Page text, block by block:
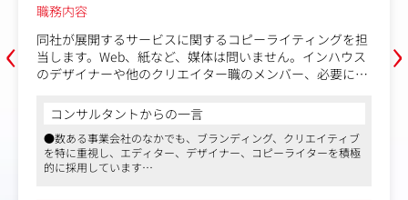
‹
職務内容
同社が展開するサービスに関するコピーライティングを担
当します。Web、紙など、媒体は問いません。インハウス
のデザイナーや他のクリエイター職のメンバー、必要に応
を通して、同社のブランディング・マーケティングに携わ
ります。
また、コピーライティングだけでなく、ブランディングや
マーケティングを目的としたさまざまなプロジェクトで制
コンサルタントからの一言
●数ある事業会社のなかでも、ブランディング、クリエイティブ
を特に重視し、エディター、デザイナー、コピーライターを積極
的に採用しています
›